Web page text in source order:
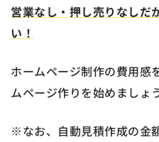
営業なし・押し売りなしだ
い！
ホームページ制作の費用感
ムページ作りを始めましょ
※なお、自動見積作成の金